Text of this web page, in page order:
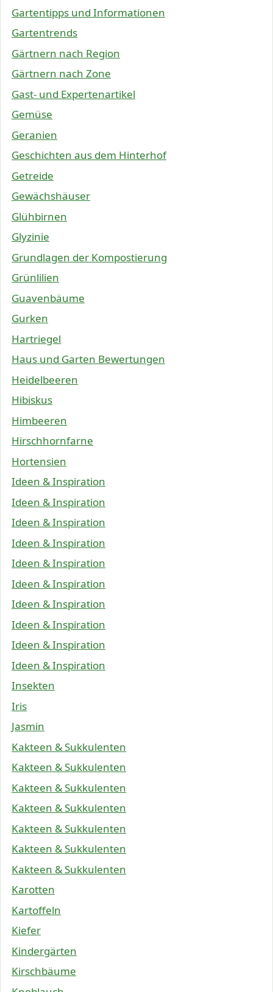
Gartentipps und Informationen
Gartentrends
Gärtnern nach Region
Gärtnern nach Zone
Gast- und Expertenartikel
Gemüse
Geranien
Geschichten aus dem Hinterhof
Getreide
Gewächshäuser
Glühbirnen
Glyzinie
Grundlagen der Kompostierung
Grünlilien
Guavenbäume
Gurken
Hartriegel
Haus und Garten Bewertungen
Heidelbeeren
Hibiskus
Himbeeren
Hirschhornfarne
Hortensien
Ideen & Inspiration
Ideen & Inspiration
Ideen & Inspiration
Ideen & Inspiration
Ideen & Inspiration
Ideen & Inspiration
Ideen & Inspiration
Ideen & Inspiration
Ideen & Inspiration
Ideen & Inspiration
Insekten
Iris
Jasmin
Kakteen & Sukkulenten
Kakteen & Sukkulenten
Kakteen & Sukkulenten
Kakteen & Sukkulenten
Kakteen & Sukkulenten
Kakteen & Sukkulenten
Kakteen & Sukkulenten
Karotten
Kartoffeln
Kiefer
Kindergärten
Kirschbäume